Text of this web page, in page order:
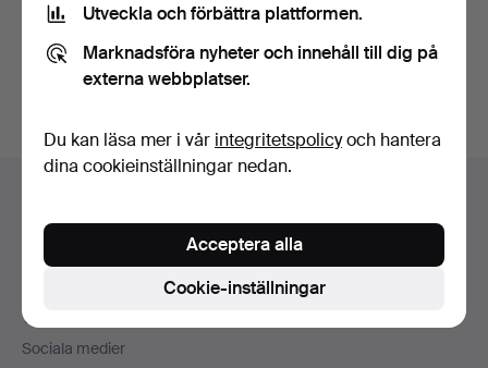
Skapa konto
Sidfotsnavigation
Kontakta support
Alla auktionshus
Vi skickar med
Sociala medier
Utveckla och förbättra plattformen.
Marknadsföra nyheter och innehåll till dig på
externa webbplatser.
Du kan läsa mer i vår integritetspolicyoch hantera
dina cookieinställningar nedan.
Cookie-inställningar
Acceptera alla